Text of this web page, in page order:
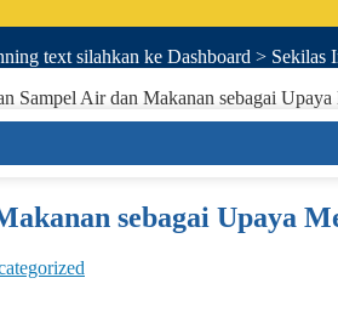
text silahkan ke Dashboard > Sekilas
Sampel Air dan Makanan sebagai
sebagai Upaya